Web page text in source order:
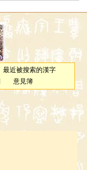
最近被搜索的漢字
意見簿